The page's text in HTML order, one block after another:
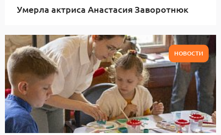
Умерла актриса Анастасия Заворотнюк
НОВОСТИ